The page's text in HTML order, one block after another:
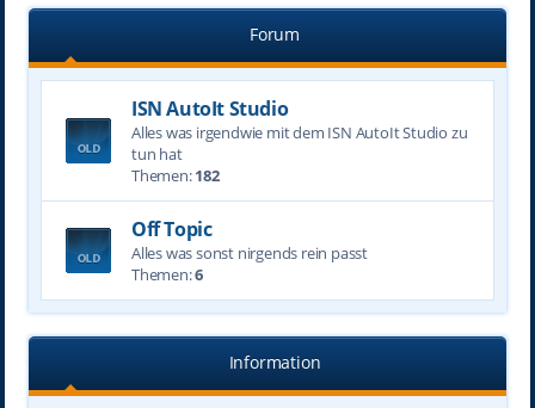
Forum
ISN AutoIt Studio
Alles was irgendwie mit dem ISN AutoIt Studio zu
tun hat
Themen:182
Off Topic
Alles was sonst nirgends rein passt
Themen:6
Information